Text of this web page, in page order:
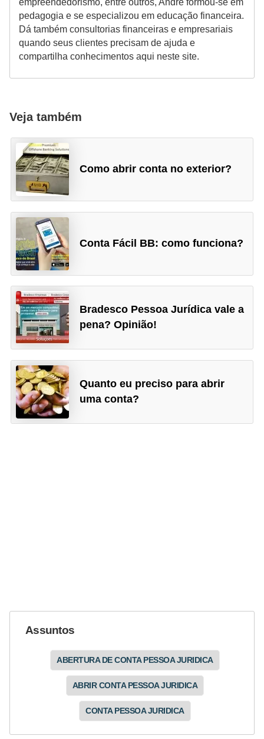
empreendedorismo, entre outros, André formou-se em
pedagogia e se especializou em educação financeira.
Dá também consultorias financeiras e empresariais
quando seus clientes precisam de ajuda e
compartilha conhecimentos aqui neste site.
Veja também
Como abrir conta no exterior?
Conta Fácil BB: como funciona?
Bradesco Pessoa Jurídica vale a
pena? Opinião!
Quanto eu preciso para abrir
uma conta?
Assuntos
ABERTURA DE CONTA PESSOA JURIDICA
ABRIR CONTA PESSOA JURIDICA
CONTA PESSOA JURIDICA